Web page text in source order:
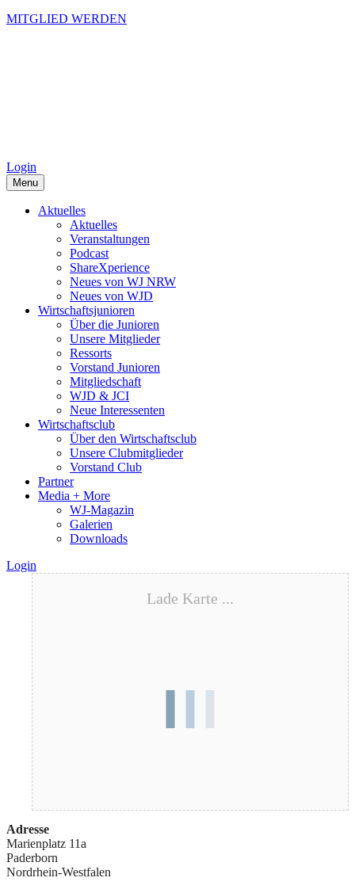
MITGLIED WERDEN
Login
Menu
Aktuelles
Aktuelles
Veranstaltungen
Podcast
ShareXperience
Neues von WJ NRW
Neues von WJD
Wirtschaftsjunioren
Über die Junioren
Unsere Mitglieder
Ressorts
Vorstand Junioren
Mitgliedschaft
WJD & JCI
Neue Interessenten
Wirtschaftsclub
Über den Wirtschaftsclub
Unsere Clubmitglieder
Vorstand Club
Partner
Media + More
WJ-Magazin
Galerien
Downloads
Login
Lade Karte ...
Adresse
Marienplatz 11a
Paderborn
Nordrhein-Westfalen